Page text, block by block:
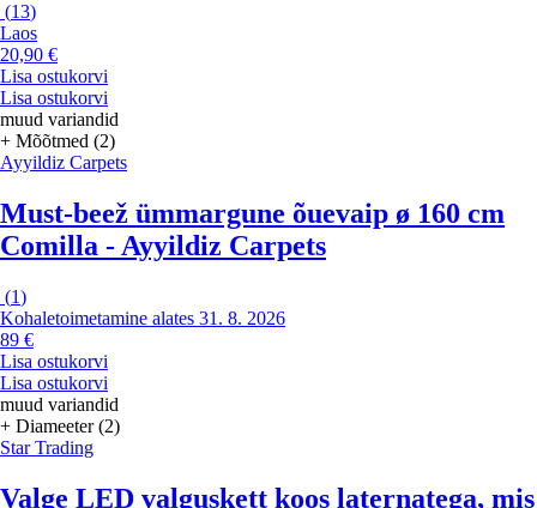
(13)
Laos
20,90 €
Lisa ostukorvi
Lisa ostukorvi
muud variandid
+ Mõõtmed (2)
Ayyildiz Carpets
Must-beež ümmargune õuevaip ø 160 cm
Comilla - Ayyildiz Carpets
(1)
Kohaletoimetamine alates 31. 8. 2026
89 €
Lisa ostukorvi
Lisa ostukorvi
muud variandid
+ Diameeter (2)
Star Trading
Valge LED valguskett koos laternatega, mis